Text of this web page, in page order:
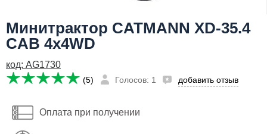
Минитрактор CATMANN XD-35.4
CAB 4x4WD
код: AG1730
(5) Голосов: 1 добавить отзыв
Оплата при получении
Я даю согласие на обработку персональных данных
Имя:
Email:
Телефон*:
Я даю согласие на